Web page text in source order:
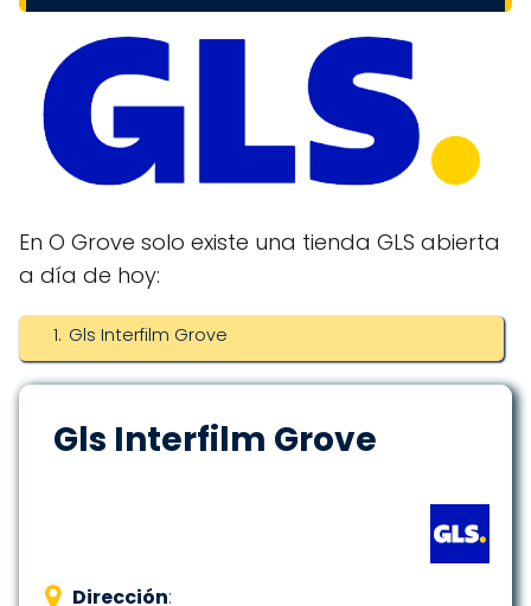
En O Grove solo existe una tienda GLS abierta
a día de hoy:
Gls Interfilm Grove
Gls Interfilm Grove
Dirección: